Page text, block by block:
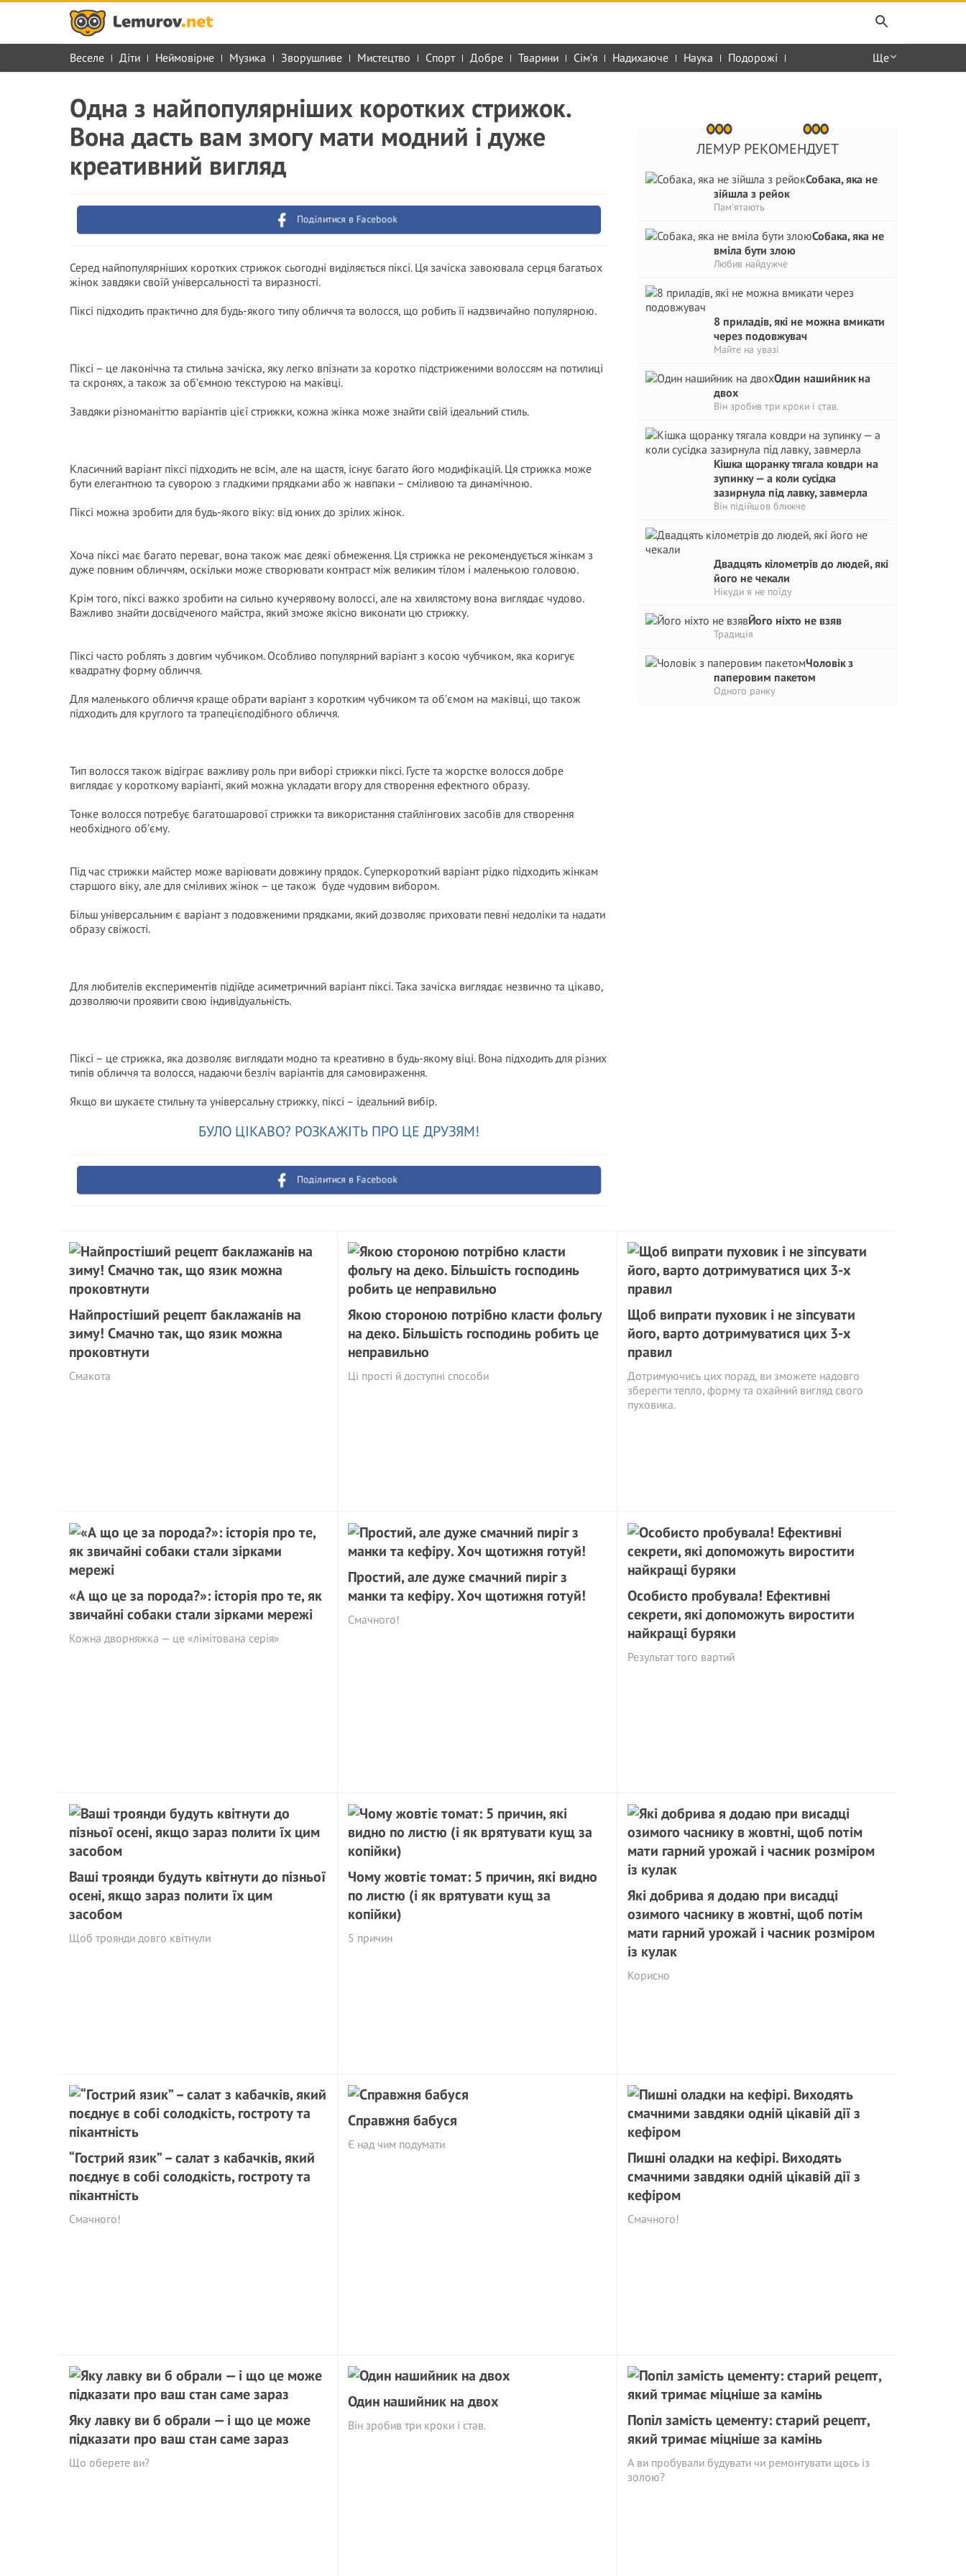
Веселе Діти Неймовірне Музика Зворушливе Мистецтво Спорт Добре Тварини Сім'я Надихаюче Наука Подорожі Ще
ЛЕМУР РЕКОМЕНДУЕТ
Собака, яка не
зійшла з рейок
Пам’ятають
Собака, яка не
вміла бути злою
Любив найдужче
8 приладів, які не можна вмикати
через подовжувач
Майте на увазі
Один нашийник на
двох
Він зробив три кроки і став.
Кішка щоранку тягала ковдри на
зупинку — а коли сусідка
зазирнула під лавку, завмерла
Він підійшов ближче
Двадцять кілометрів до людей, які
його не чекали
Нікуди я не поїду
Його ніхто не взяв
Традиція
Чоловік з
паперовим пакетом
Одного ранку
Одна з найпопулярніших коротких стрижок.
Вона дасть вам змогу мати модний і дуже
креативний вигляд
Поділитися в Facebook
Серед найпопулярніших коротких стрижок сьогодні виділяється піксі. Ця зачіска завоювала серця багатьох
жінок завдяки своїй універсальності та виразності.
Піксі підходить практично для будь-якого типу обличчя та волосся, що робить її надзвичайно популярною.
Піксі – це лаконічна та стильна зачіска, яку легко впізнати за коротко підстриженими волоссям на потилиці
та скронях, а також за об’ємною текстурою на маківці.
Завдяки різноманіттю варіантів цієї стрижки, кожна жінка може знайти свій ідеальний стиль.
Класичний варіант піксі підходить не всім, але на щастя, існує багато його модифікацій. Ця стрижка може
бути елегантною та суворою з гладкими прядками або ж навпаки – сміливою та динамічною.
Піксі можна зробити для будь-якого віку: від юних до зрілих жінок.
Хоча піксі має багато переваг, вона також має деякі обмеження. Ця стрижка не рекомендується жінкам з
дуже повним обличчям, оскільки може створювати контраст між великим тілом і маленькою головою.
Крім того, піксі важко зробити на сильно кучерявому волоссі, але на хвилястому вона виглядає чудово.
Важливо знайти досвідченого майстра, який зможе якісно виконати цю стрижку.
Піксі часто роблять з довгим чубчиком. Особливо популярний варіант з косою чубчиком, яка коригує
квадратну форму обличчя.
Для маленького обличчя краще обрати варіант з коротким чубчиком та об’ємом на маківці, що також
підходить для круглого та трапецієподібного обличчя.
Тип волосся також відіграє важливу роль при виборі стрижки піксі. Густе та жорстке волосся добре
виглядає у короткому варіанті, який можна укладати вгору для створення ефектного образу.
Тонке волосся потребує багатошарової стрижки та використання стайлінгових засобів для створення
необхідного об’єму.
Під час стрижки майстер може варіювати довжину прядок. Суперкороткий варіант рідко підходить жінкам
старшого віку, але для сміливих жінок – це також буде чудовим вибором.
Більш універсальним є варіант з подовженими прядками, який дозволяє приховати певні недоліки та надати
образу свіжості.
Для любителів експериментів підійде асиметричний варіант піксі. Така зачіска виглядає незвично та цікаво,
дозволяючи проявити свою індивідуальність.
Піксі – це стрижка, яка дозволяє виглядати модно та креативно в будь-якому віці. Вона підходить для різних
типів обличчя та волосся, надаючи безліч варіантів для самовираження.
Якщо ви шукаєте стильну та універсальну стрижку, піксі – ідеальний вибір.
БУЛО ЦІКАВО? РОЗКАЖІТЬ ПРО ЦЕ ДРУЗЯМ!
Поділитися в Facebook
Найпростіший рецепт баклажанів на
зиму! Смачно так, що язик можна
проковтнути
Смакота
Якою стороною потрібно класти фольгу
на деко. Більшість господинь робить це
неправильно
Ці прості й доступні способи
Щоб випрати пуховик і не зіпсувати
його, варто дотримуватися цих 3-х
правил
Дотримуючись цих порад, ви зможете надовго
зберегти тепло, форму та охайний вигляд свого
пуховика.
«А що це за порода?»: історія про те, як
звичайні собаки стали зірками мережі
Кожна дворняжка — це «лімітована серія»
Простий, але дуже смачний пиріг з
манки та кефіру. Хоч щотижня готуй!
Смачного!
Особисто пробyвала! Eфективні
секрети, які допоможуть виростити
найкращі буряки
Результат того вартий
Ваші троянди будуть квітнути до пізньої
осені, якщо зараз полити їх цим
засобом
Щоб троянди довго квітнули
Чому жовтіє томат: 5 причин, які видно
по листю (і як врятувати кущ за
копійки)
5 причин
Які добрива я додаю при висадці
озимого часнику в жовтні, щоб потім
мати гарний урожай і часник розміром
із кулак
Корисно
“Гострий язик” – салат з кабачків, який
поєднує в собі солодкість, гостроту та
пікантність
Смачного!
Справжня бабуся
Є над чим подумати
Пишні оладки на кефірі. Виходять
смачними завдяки одній цікавій дії з
кефіром
Смачного!
Яку лавку ви б обрали — і що це може
підказати про ваш стан саме зараз
Що оберете ви?
Один нашийник на двох
Він зробив три кроки і став.
Попіл замість цементу: старий рецепт,
який тримає міцніше за камінь
А ви пробували будувати чи ремонтувати щось із
золою?